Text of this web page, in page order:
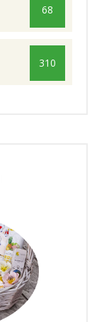
68
310